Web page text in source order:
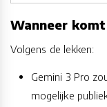
Wanneer
Volgens de lekken:
Gemini 3 Pro
mogelijke